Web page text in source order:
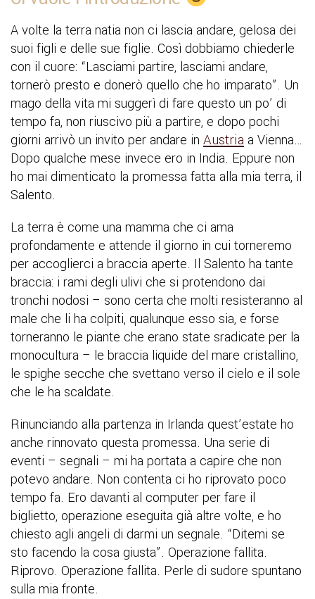
A volte la terra natia non ci lascia andare, gelosa dei
suoi figli e delle sue figlie. Così dobbiamo chiederle
con il cuore: “Lasciami partire, lasciami andare,
tornerò presto e donerò quello che ho imparato”. Un
mago della vita mi suggerì di fare questo un po’ di
tempo fa, non riuscivo più a partire, e dopo pochi
giorni arrivò un invito per andare in Austria a Vienna…
Dopo qualche mese invece ero in India. Eppure non
ho mai dimenticato la promessa fatta alla mia terra, il
Salento.
La terra è come una mamma che ci ama
profondamente e attende il giorno in cui torneremo
per accoglierci a braccia aperte. Il Salento ha tante
braccia: i rami degli ulivi che si protendono dai
tronchi nodosi – sono certa che molti resisteranno al
male che li ha colpiti, qualunque esso sia, e forse
torneranno le piante che erano state sradicate per la
monocultura – le braccia liquide del mare cristallino,
le spighe secche che svettano verso il cielo e il sole
che le ha scaldate.
Rinunciando alla partenza in Irlanda quest’estate ho
anche rinnovato questa promessa. Una serie di
eventi – segnali – mi ha portata a capire che non
potevo andare. Non contenta ci ho riprovato poco
tempo fa. Ero davanti al computer per fare il
biglietto, operazione eseguita già altre volte, e ho
chiesto agli angeli di darmi un segnale. “Ditemi se
sto facendo la cosa giusta”. Operazione fallita.
Riprovo. Operazione fallita. Perle di sudore spuntano
sulla mia fronte.